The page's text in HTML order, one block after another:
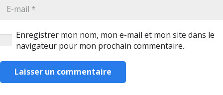
Enregistrer mon nom, mon e-mail et mon site dans le
navigateur pour mon prochain commentaire.
Laisser un commentaire